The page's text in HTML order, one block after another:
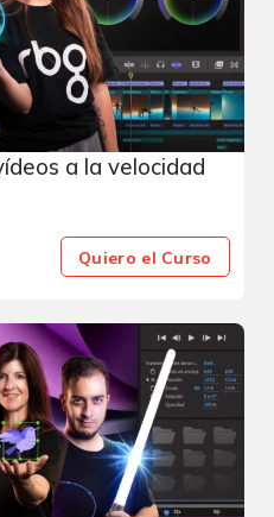
a la velocidad
Quiero el Curso